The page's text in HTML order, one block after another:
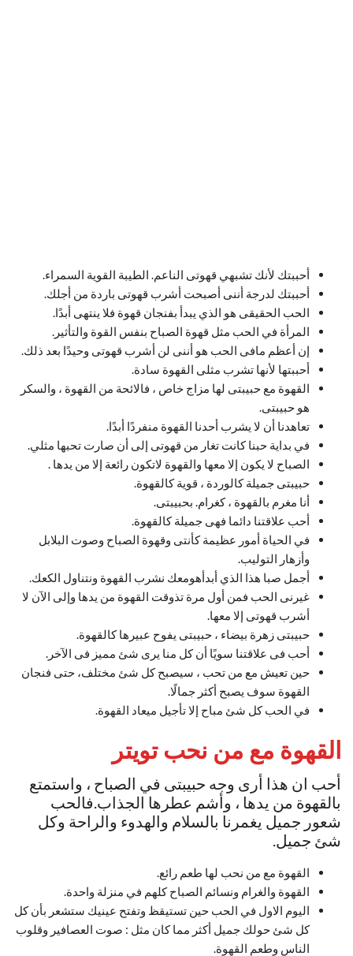
أحببتك لأنك تشبهي قهوتى الناعم. الطيبة القوية السمراء.
أحببتك لدرجة أننى أصبحت أشرب قهوتى باردة من أجلك.
الحب الحقيقى هو الذي يبدأ بفنجان قهوة فلا ينتهى أبدًا.
المرأة في الحب مثل قهوة الصباح بنفس القوة والتأثير.
إن أعظم مافى الحب هو أننى لن أشرب قهوتى وحيدًا بعد ذلك.
أحببتها لأنها تشرب مثلى القهوة سادة.
القهوة مع حبيبتى لها مزاج خاص ، فالائحة من القهوة ، والسكر
هو حبيبتى.
تعاهدنا أن لا يشرب أحدنا القهوة منفردًا أبدًا.
في بداية حبنا كانت تغار من قهوتى إلى أن صارت تحبها مثلي.
الصباح لا يكون إلا معها والقهوة لاتكون رائعة إلا من يدها .
حبيبتى جميلة كالوردة ، قوية كالقهوة.
أنا مغرم بالقهوة ، كغرام. بحبيبتى.
أحب علاقتنا دائما فهى جميلة كالقهوة.
في الحياة أمور عظيمة كأنتى وقهوة الصباح وصوت البلابل
وأزهار التوليب.
أجمل صبا هذا الذي أبدأهومعك نشرب القهوة ونتناول الكعك.
غيرنى الحب فمن أول مرة تذوقت القهوة من يدها وإلى الآن لا
أشرب قهوتى إلا معها.
حبيبتى زهرة بيضاء ، حبيبتى يفوح عبيرها كالقهوة.
أحب فى علاقتنا سويًا أن كل منا يرى شئ مميز فى الآخر.
حين تعيش مع من تحب ، سيصبح كل شئ مختلف، حتى فنجان
القهوة سوف يصبح أكثر جمالًا.
في الحب كل شئ مباح إلا تأجيل ميعاد القهوة.
القهوة مع من نحب تويتر
أحب ان هذا أرى وجه حبيبتى في الصباح ، واستمتع
بالقهوة من يدها ، وأشم عطرها الجذاب.فالحب
شعور جميل يغمرنا بالسلام والهدوء والراحة وكل
شئ جميل.
القهوة مع من نحب لها طعم رائع.
القهوة والغرام ونسائم الصباح كلهم في منزلة واحدة.
اليوم الاول في الحب حين تستيقظ وتفتح عينيك ستشعر بأن كل
كل شئ حولك جميل أكثر مما كان مثل : صوت العصافير وقلوب
الناس وطعم القهوة.